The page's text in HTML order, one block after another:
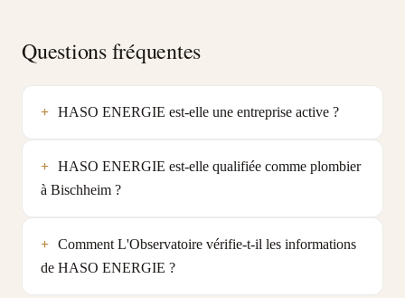
Questions fréquentes
HASO ENERGIE est-elle une entreprise active ?
HASO ENERGIE est-elle qualifiée comme plombier
à Bischheim ?
Comment L'Observatoire vérifie-t-il les informations
de HASO ENERGIE ?